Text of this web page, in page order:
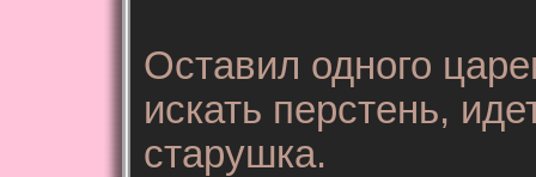
Оставил одного
искать перстень,
старушка.